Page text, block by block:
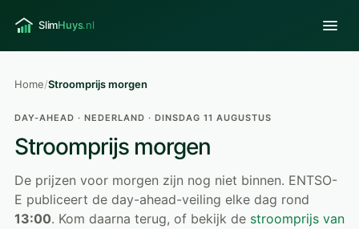
Home/Stroomprijs morgen
DAY-AHEAD · NEDERLAND · DINSDAG 11 AUGUSTUS
Stroomprijs morgen
De prijzen voor morgen zijn nog niet binnen. ENTSO-
E publiceert de day-ahead-veiling elke dag rond
13:00. Kom daarna terug, of bekijk de stroomprijs van